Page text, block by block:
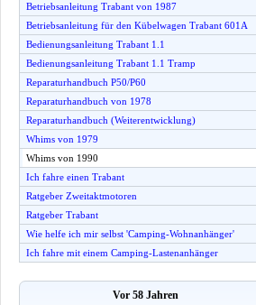
Betriebsanleitung Trabant von 1987
Betriebsanleitung für den Kübelwagen Trabant 601A
Bedienungsanleitung Trabant 1.1
Bedienungsanleitung Trabant 1.1 Tramp
Reparaturhandbuch P50/P60
Reparaturhandbuch von 1978
Reparaturhandbuch (Weiterentwicklung)
Whims von 1979
Whims von 1990
Ich fahre einen Trabant
Ratgeber Zweitaktmotoren
Ratgeber Trabant
Wie helfe ich mir selbst 'Camping-Wohnanhänger'
Ich fahre mit einem Camping-Lastenanhänger
Vor 58 Jahren